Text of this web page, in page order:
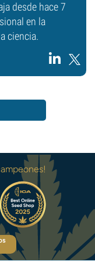
desde hace 7
en la
ciencia.